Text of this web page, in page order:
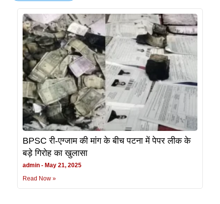
BPSC री-एग्जाम की मांग के बीच पटना में पेपर लीक के
बड़े गिरोह का खुलासा
admin
May 21, 2025
Read Now »